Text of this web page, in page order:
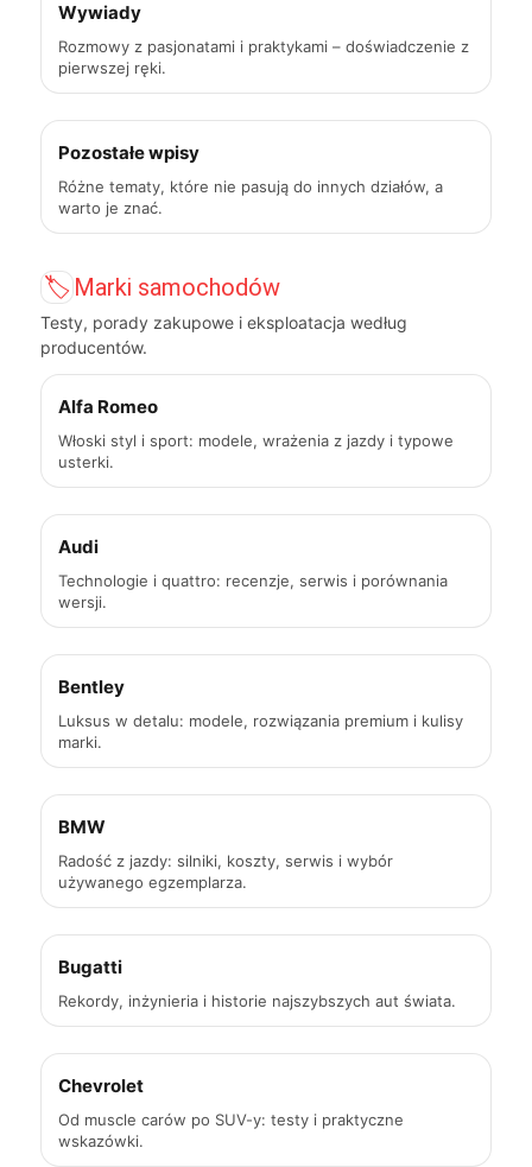
Wywiady
Rozmowy z pasjonatami i praktykami – doświadczenie z
pierwszej ręki.
Pozostałe wpisy
Różne tematy, które nie pasują do innych działów, a
warto je znać.
🏷️ Marki samochodów
Testy, porady zakupowe i eksploatacja według
producentów.
Alfa Romeo
Włoski styl i sport: modele, wrażenia z jazdy i typowe
usterki.
Audi
Technologie i quattro: recenzje, serwis i porównania
wersji.
Bentley
Luksus w detalu: modele, rozwiązania premium i kulisy
marki.
BMW
Radość z jazdy: silniki, koszty, serwis i wybór
używanego egzemplarza.
Bugatti
Rekordy, inżynieria i historie najszybszych aut świata.
Chevrolet
Od muscle carów po SUV-y: testy i praktyczne
wskazówki.